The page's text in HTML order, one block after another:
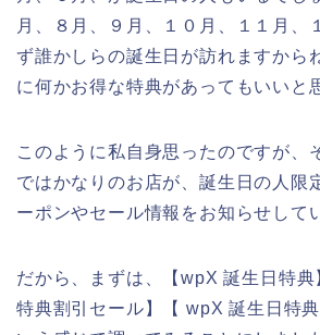
月、８月、９月、１０月、１１月、
ず誰かしらの誕生日が訪れますから
に何かお得な特典があってもいいと
このように私自身思ったのですが、
ではかなりのお店が、誕生日の人限
ーポンやセール情報をお知らせして
だから、まずは、【wpX 誕生日特典
特典割引セール】【 wpX 誕生日特